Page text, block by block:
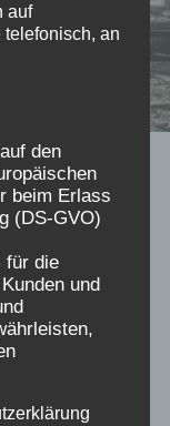
für
der Reihe
auf
an
den
beim Erlass
(DS-GVO)
für die
und